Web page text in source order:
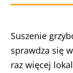
Suszenie
sprawdza się
raz więcej